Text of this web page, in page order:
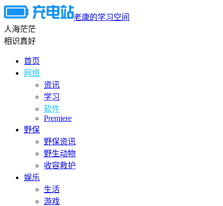
老康的学习空间
人海茫茫
相识真好
首页
网络
资讯
学习
软件
Premiere
野保
野保资讯
野生动物
收容救护
娱乐
生活
游戏